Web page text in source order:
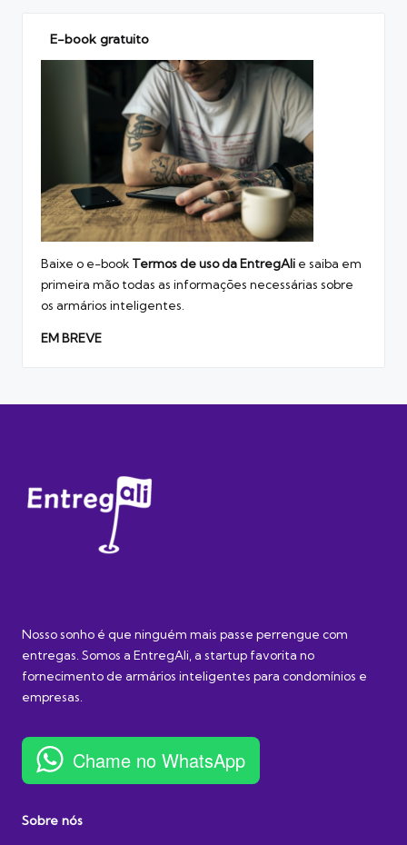
E-book gratuito
Baixe o e-book Termos de usoda EntregAli e saiba em
primeira mão todas as informações necessárias sobre
os armários inteligentes.
EM BREVE
Nosso sonho é que ninguém mais passe perrengue com
entregas. Somos a EntregAli, a startup favorita no
fornecimento de armários inteligentes para condomínios e
empresas.
Chame no WhatsApp
Sobre nós